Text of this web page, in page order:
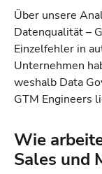
Über unsere
Datenqualität –
Einzelfehler in
Unternehmen
weshalb Data
GTM Engineers
Wie
Sales und